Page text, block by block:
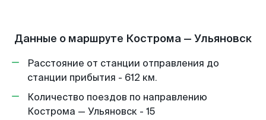
Данные о маршруте Кострома — Ульяновск
Расстояние от станции отправления до
станции прибытия - 612 км.
Количество поездов по направлению
Кострома — Ульяновск - 15